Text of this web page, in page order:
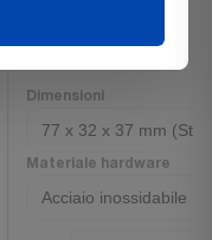
Dimensioni
Materiale hardware